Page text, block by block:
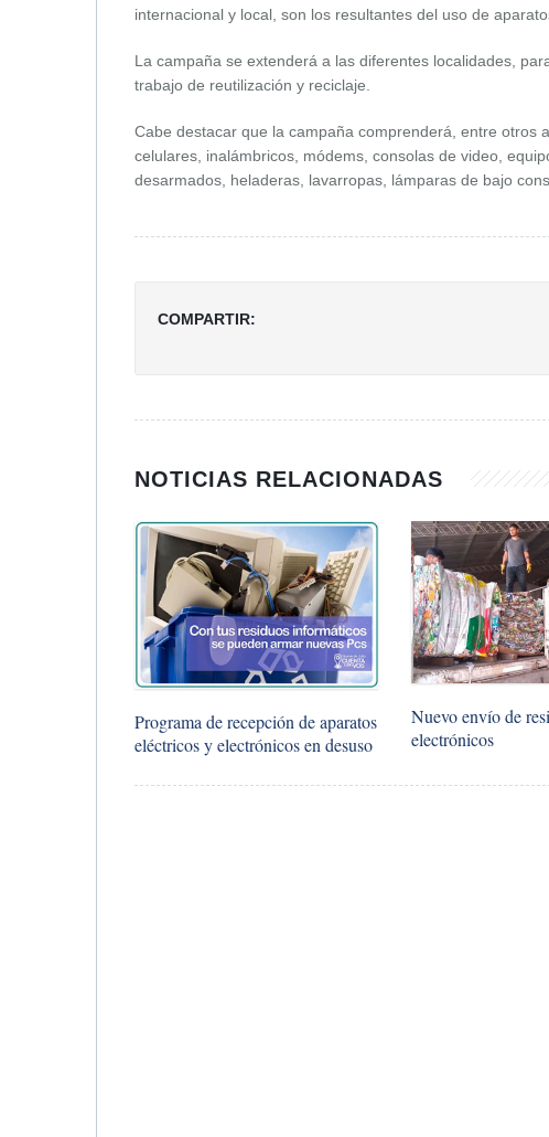
internacional y local, son los resultantes del uso de
La campaña se extenderá a las diferentes localidades,
trabajo de reutilización y reciclaje.
Cabe destacar que la campaña comprenderá, entre otros
celulares, inalámbricos, módems, consolas de video,
desarmados, heladeras, lavarropas, lámparas de bajo
COMPARTIR:
NOTICIAS RELACIONADAS
Programa de recepción de aparatos
eléctricos y electrónicos en desuso
Nuevo envío de
electrónicos